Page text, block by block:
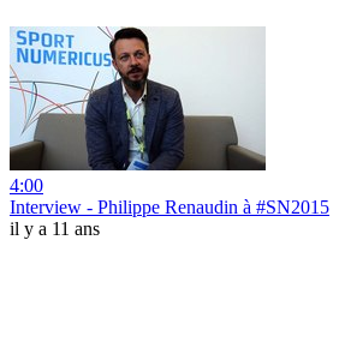
4:00
Interview - Philippe Renaudin à #SN2015
il y a 11 ans